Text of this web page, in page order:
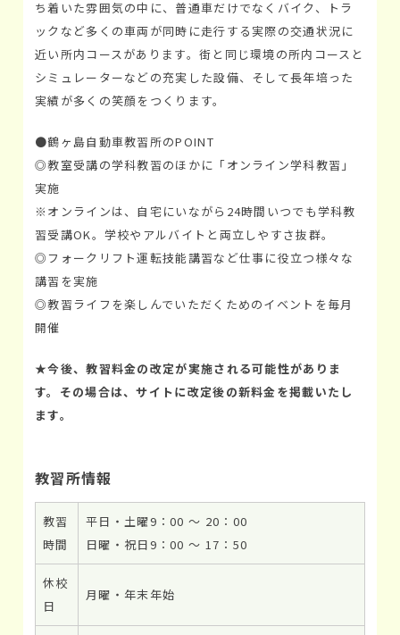
ち着いた雰囲気の中に、普通車だけでなくバイク、トラ
ックなど多くの車両が同時に走行する実際の交通状況に
近い所内コースがあります。街と同じ環境の所内コースと
シミュレーターなどの充実した設備、そして長年培った
実績が多くの笑顔をつくります。
●鶴ヶ島自動車教習所のPOINT
◎教室受講の学科教習のほかに「オンライン学科教習」
実施
※オンラインは、自宅にいながら24時間いつでも学科教
習受講OK。学校やアルバイトと両立しやすさ抜群。
◎フォークリフト運転技能講習など仕事に役立つ様々な
講習を実施
◎教習ライフを楽しんでいただくためのイベントを毎月
開催
★今後、教習料金の改定が実施される可能性がありま
す。その場合は、サイトに改定後の新料金を掲載いたし
ます。
教習所情報
教習
時間
平日・土曜9：00 ～ 20：00
日曜・祝日9：00 ～ 17：50
休校
日
月曜・年末年始